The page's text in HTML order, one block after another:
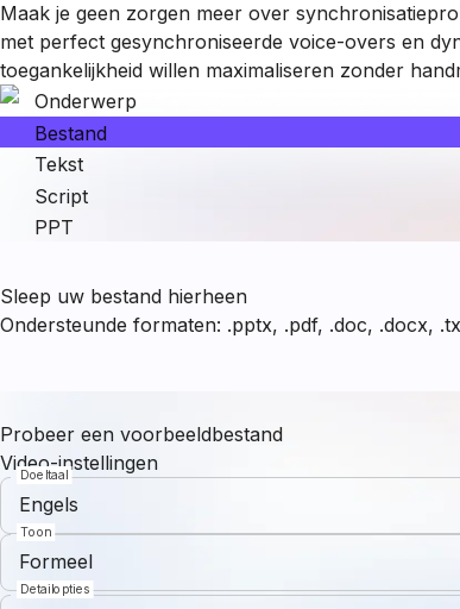
Maak je geen zorgen meer over
met perfect gesynchroniseerde voice-overs en
toegankelijkheid willen maximaliseren zonder
Onderwerp
Bestand
Tekst
Script
PPT
Sleep uw bestand hierheen
Ondersteunde formaten: .pptx, .pdf, .doc, .docx,
Probeer een voorbeeldbestand
Video-instellingen
Doeltaal
Engels
Toon
Formeel
Detailopties